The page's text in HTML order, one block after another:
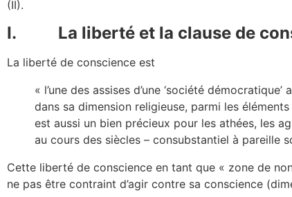
(II).
I. La liberté et la clause de
La liberté de conscience est
« l’une des assises d’une ‘société
dans sa dimension religieuse, parmi les
est aussi un bien précieux pour les athées, les
au cours des siècles – consubstantiel à pareille
Cette liberté de conscience en tant que « zone de
ne pas être contraint d’agir contre sa conscience